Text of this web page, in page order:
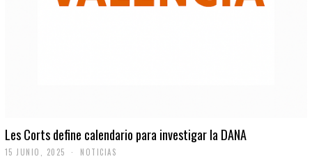
Les Corts define calendario para investigar la DANA
15 JUNIO, 2025 NOTICIAS